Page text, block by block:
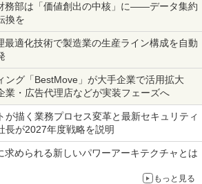
務部は「価値創出の中核」に――データ集約
換を
最適化技術で製造業の生産ライン構成を自動
ング「BestMove」が大手企業で活用拡大
業・広告代理店などが実装フェーズへ
が描く業務プロセス変革と最新セキュリティ
が2027年度戦略を説明
求められる新しいパワーアーキテクチャとは
もっと見る